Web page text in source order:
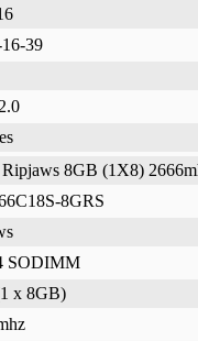
39
8GB (1X8)
8GRS
SODIMM
x 8GB)